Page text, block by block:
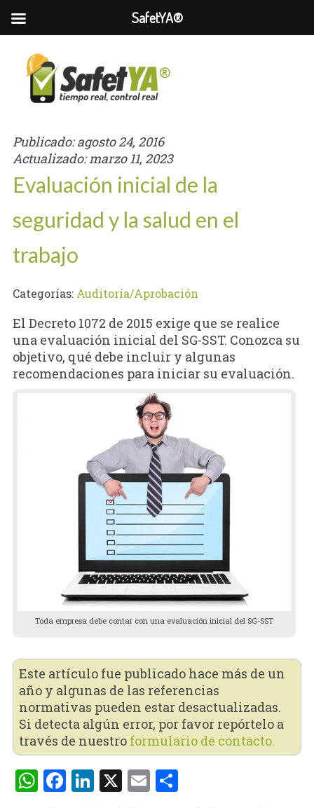
Publicado:agosto 24, 2016
Actualizado:marzo 11, 2023
Evaluación inicial de la
seguridad y la salud en el
trabajo
Categorías: Auditoría/Aprobación
El Decreto 1072 de 2015 exige que se realice
una evaluación inicial del SG-SST. Conozca su
objetivo, qué debe incluir y algunas
recomendaciones para iniciar su evaluación.
Toda empresa debe contar con una evaluación inicial del SG-SST
Este artículo fue publicado hace más de un
año y algunas de las referencias
normativas pueden estar desactualizadas.
Si detecta algún error, por favor repórtelo a
través de nuestro formulario de contacto.
WhatsApp
Facebook
LinkedIn
X EmailCompartir
SafetYA®